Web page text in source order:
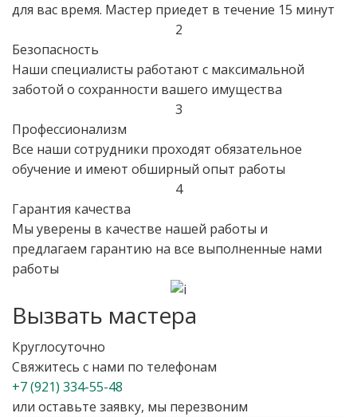
для вас время. Мастер приедет в течение 15 минут
2
Безопасность
Наши специалисты работают с максимальной
заботой о сохранности вашего имущества
3
Профессионализм
Все наши сотрудники проходят обязательное
обучение и имеют обширный опыт работы
4
Гарантия качества
Мы уверены в качестве нашей работы и
предлагаем гарантию на все выполненные нами
работы
Вызвать мастера
Круглосуточно
Свяжитесь с нами по телефонам
+7 (921) 334-55-48
или оставьте заявку, мы перезвоним